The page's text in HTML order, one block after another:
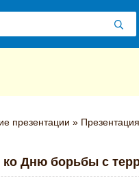
презентации »
ко Дню борьбы с